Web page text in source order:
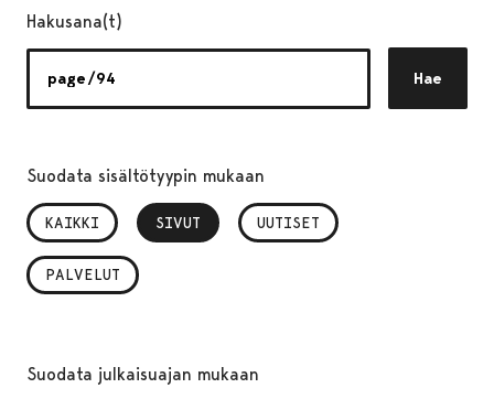
Hakusana(t)
Hae
Suodata sisältötyypin mukaan
KAIKKI SIVUT
, VALITTU UUTISET
PALVELUT
Suodata julkaisuajan mukaan